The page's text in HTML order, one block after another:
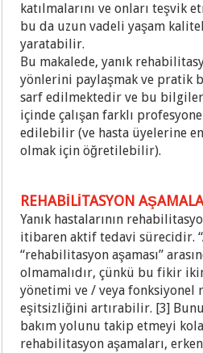
katılmalarını ve onları teşvik
bu da uzun vadeli yaşam
yaratabilir.
Bu makalede, yanık
yönlerini paylaşmak ve pratik
sarf edilmektedir ve bu bilgiler,
içinde çalışan farklı
edilebilir (ve hasta üyelerine
olmak için öğretilebilir).
REHABİLİTASYON
Yanık hastalarının
itibaren aktif tedavi sürecidir.
“rehabilitasyon aşaması”
olmamalıdır, çünkü bu fikir
yönetimi ve / veya
eşitsizliğini artırabilir. [3]
bakım yolunu takip etmeyi
rehabilitasyon aşamaları,